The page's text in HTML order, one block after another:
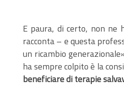
E paura, di certo, non ne
racconta – e questa
un ricambio
ha sempre colpito è la
beneficiare di terapie